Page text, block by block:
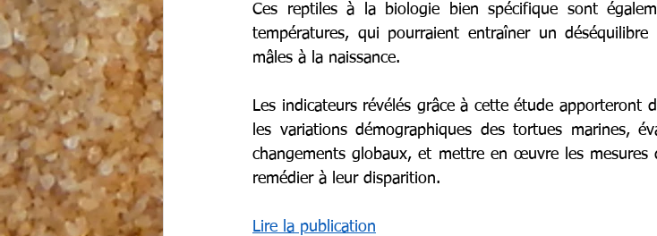
Ces reptiles à la biologie bien spécifique sont
températures, qui pourraient entraîner un
mâles à la naissance.
Les indicateurs révélés grâce à cette étude apporteront
les variations démographiques des tortues marines,
changements globaux, et mettre en œuvre les mesures
remédier à leur disparition.
Lire la publication